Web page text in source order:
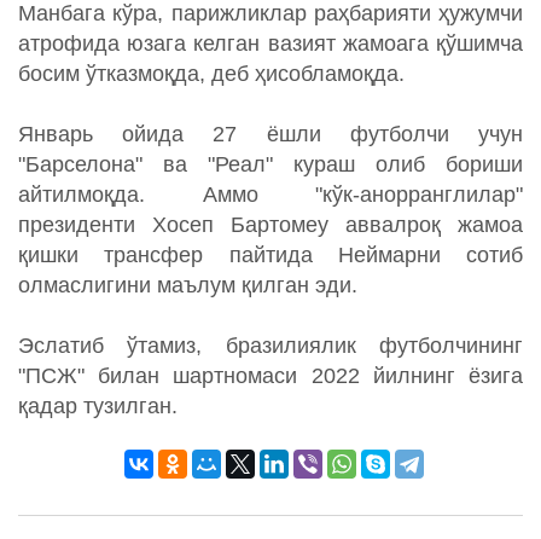
Манбага кўра, парижликлар раҳбарияти ҳужумчи
атрофида юзага келган вазият жамоага қўшимча
босим ўтказмоқда, деб ҳисобламоқда.
Январь ойида 27 ёшли футболчи учун
"Барселона" ва "Реал" кураш олиб бориши
айтилмоқда. Аммо "кўк-анорранглилар"
президенти Хосеп Бартомеу аввалроқ жамоа
қишки трансфер пайтида Неймарни сотиб
олмаслигини маълум қилган эди.
Эслатиб ўтамиз, бразилиялик футболчининг
"ПСЖ" билан шартномаси 2022 йилнинг ёзига
қадар тузилган.